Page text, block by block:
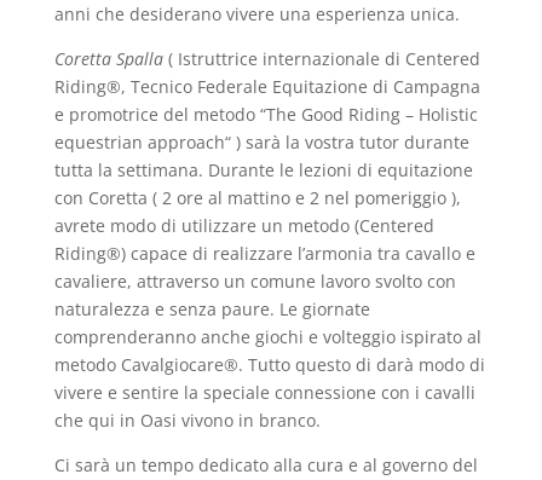
anni che desiderano vivere una esperienza unica.
Coretta Spalla( Istruttrice internazionale di Centered
Riding®, Tecnico Federale Equitazione di Campagna
e promotrice del metodo “The Good Riding – Holistic
equestrian approach“ ) sarà la vostra tutor durante
tutta la settimana. Durante le lezioni di equitazione
con Coretta ( 2 ore al mattino e 2 nel pomeriggio ),
avrete modo di utilizzare un metodo (Centered
Riding®) capace di realizzare l’armonia tra cavallo e
cavaliere, attraverso un comune lavoro svolto con
naturalezza e senza paure. Le giornate
comprenderanno anche giochi e volteggio ispirato al
metodo Cavalgiocare®. Tutto questo di darà modo di
vivere e sentire la speciale connessione con i cavalli
che qui in Oasi vivono in branco.
Ci sarà un tempo dedicato alla cura e al governo del